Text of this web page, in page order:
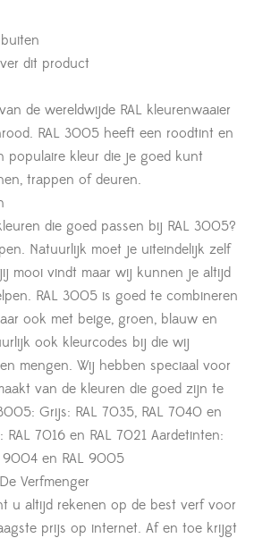
dit product
de wereldwijde RAL kleurenwaaier
RAL 3005 heeft een roodtint en
populaire kleur die je goed kunt
trappen of deuren.
die goed passen bij RAL 3005?
Natuurlijk moet je uiteindelijk zelf
mooi vindt maar wij kunnen je altijd
RAL 3005 is goed te combineren
ook met beige, groen, blauw en
ook kleurcodes bij die wij
mengen. Wij hebben speciaal voor
van de kleuren die goed zijn te
Grijs: RAL 7035, RAL 7040 en
7016 en RAL 7021 Aardetinten:
9004 en RAL 9005
Verfmenger
u altijd rekenen op de best verf voor
prijs op internet. Af en toe krijgt